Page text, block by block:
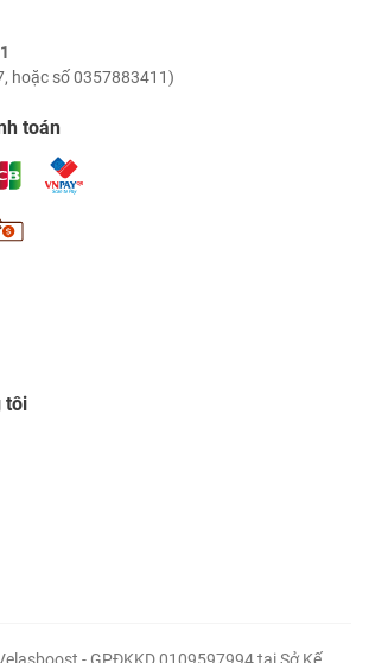
hoặc số 0357883411)
toán
tôi